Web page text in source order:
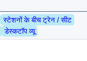
स्टेशनों के बीच ट्रेन / सीट
डेस्कटॉप व्यू